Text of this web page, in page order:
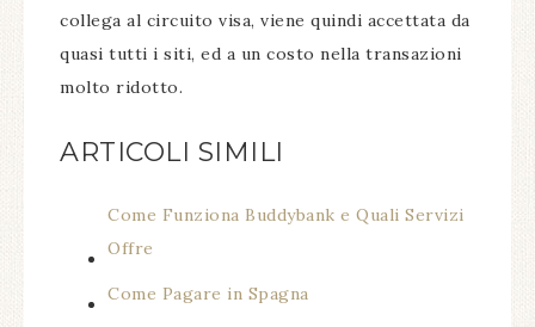
collega al circuito visa, viene quindi accettata da
quasi tutti i siti, ed a un costo nella transazioni
molto ridotto.
ARTICOLI SIMILI
Come Funziona Buddybank e Quali Servizi
Offre
Come Pagare in Spagna